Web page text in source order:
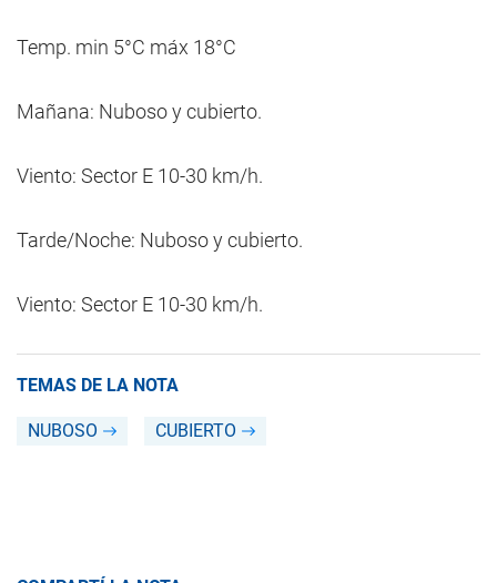
Temp. min 5°C máx 18°C
Mañana: Nuboso y cubierto.
Viento: Sector E 10-30 km/h.
Tarde/Noche: Nuboso y cubierto.
Viento: Sector E 10-30 km/h.
TEMAS DE LA NOTA
NUBOSO CUBIERTO